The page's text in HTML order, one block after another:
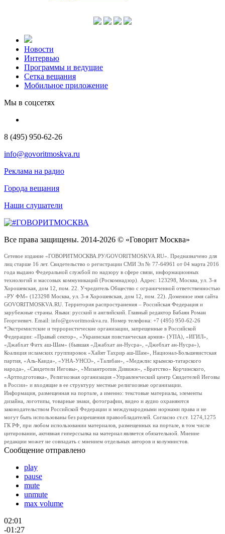
Новости
Интервью
Программы и ведущие
Сетка вещания
Мобильное приложение
Мы в соцсетях
8 (495) 950-62-26
info@govoritmoskva.ru
Реклама на радио
Города вещания
Наши слушатели
Все права защищены. 2014-2026 © «Говорит Москва»
Сетевое издание «ГОВОРИТМОСКВА.РУ/GOVORITMOSKVA.RU». Предназначено для
лиц старше 16 лет. Свидетельство о регистрации СМИ Эл № 77-64961 от 04 марта 2016
года выдано Федеральной службой по надзору в сфере связи, информационных
технологий и массовых коммуникаций (Роскомнадзор). Адрес: 123298, Москва, ул. 3-я
Хорошевская, дом 12, пом. 22. Учредитель Общество с ограниченной ответственностью
«РУ ФМ» (123298 Москва, ул. 3-я Хорошевская, дом 12, пом. 22). Доменное имя сайта
GOVORITMOSKVA.RU. Территория распространения – Российская Федерация и
зарубежные страны. Языки: русский и английский. Главный редактор Бабаян Роман
Георгиевич. Email: info@govoritmoskva.ru. Номер телефона: +7 (495) 950-62-26
*Экстремистские и террористические организации, запрещенные в Российской
Федерации: «Правый сектор», «Украинская повстанческая армия» (УПА), «ИГИЛ»,
«Джабхат Фатх аш-Шам» (бывшая «Джабхат ан-Нусра», «Джебхат ан-Нусра»),
Коалиция исламских группировок «Хайят Тахрир аш-Шам», Национал-Большевистская
партия, «Аль-Каида», «УНА-УНСО», «Талибан», «Меджлис крымско-татарского
народа», «Свидетели Иеговы», «Мизантропик Дивижн», «Братство» Корчинского,
«Артподготовка», Религиозная организация «Управленческий центр Свидетелей Иеговы
в России» и входящие в ее структуру местные религиозные организации.
Информация, размещенная на портале, а именно: текстовые материалы, элементы
дизайна, логотипы, товарные знаки, фотографии, видео и аудио охраняются
законодательством Российской Федерации и международными нормами права и не
могут быть использованы без разрешения правообладателей. Согласно ст.ст. 1274,1275
ГК РФ, при любом использовании материалов, размещенных на портале, в том числе
цитировании, активная гиперссылка на материал является обязательной. Мнение
редакции может не совпадать с мнением отдельных авторов и колумнистов.
Сообщение отправлено
play
pause
mute
unmute
max volume
02:01
-01:27